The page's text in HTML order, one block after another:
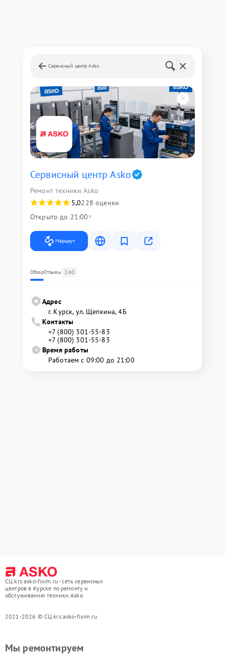
Сервисный центр Asko
Сервисный центр Asko
Ремонт техники Asko
5,0228 оценки
Открыто до 21:00
Маршрут
ОбзорОтзывы 240
Адрес
г. Курск, ул. Щепкина, 4Б
Контакты
+7 (800) 301-55-83
+7 (800) 301-55-83
Время работы
Работаем с 09:00 до 21:00
СЦ krs.asko-fixim.ru - сеть сервисных
центров в Курске по ремонту и
обслуживанию техники Asko
2021-2026 © СЦ krs.asko-fixim.ru
Мы ремонтируем